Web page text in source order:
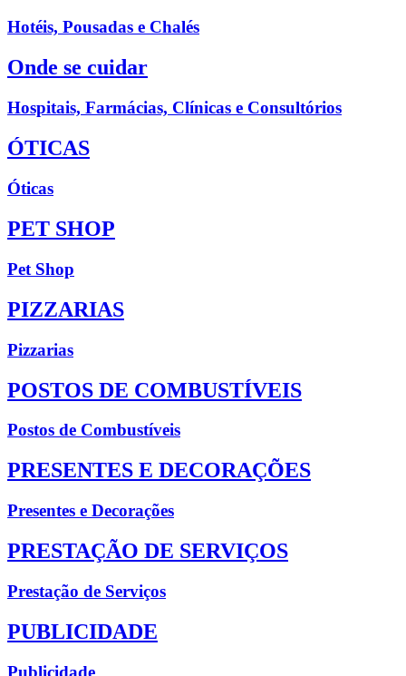
Hotéis, Pousadas e Chalés
Onde se cuidar
Hospitais, Farmácias, Clínicas e Consultórios
ÓTICAS
Óticas
PET SHOP
Pet Shop
PIZZARIAS
Pizzarias
POSTOS DE COMBUSTÍVEIS
Postos de Combustíveis
PRESENTES E DECORAÇÕES
Presentes e Decorações
PRESTAÇÃO DE SERVIÇOS
Prestação de Serviços
PUBLICIDADE
Publicidade